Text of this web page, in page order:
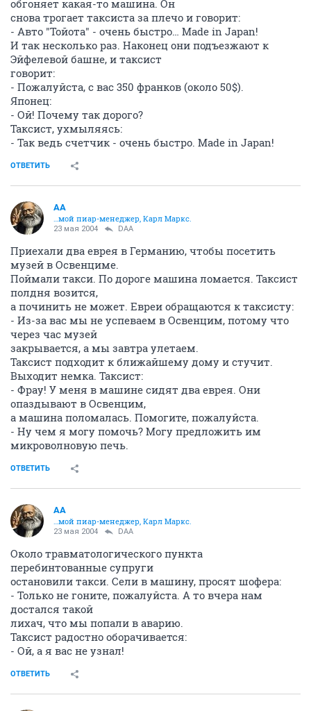
обгоняет какая-то машина. Он
снова трогает таксиста за плечо и говорит:
- Авто "Тойота" - очень быстро… Made in Japan!
И так несколько раз. Наконец они подъезжают к
Эйфелевой башне, и таксист
говорит:
- Пожалуйста, с вас 350 франков (около 50$).
Японец:
- Ой! Почему так дорого?
Таксист, ухмыляясь:
- Так ведь счетчик - очень быстро. Made in Japan!
ОТВЕТИТЬ
AA
…мой пиар-менеджер, Карл Маркс.
23 мая 2004 DAA
Приехали два еврея в Германию, чтобы посетить
музей в Освенциме.
Поймали такси. По дороге машина ломается. Таксист
полдня возится,
а починить не может. Евреи обращаются к таксисту:
- Из-за вас мы не успеваем в Освенцим, потому что
через час музей
закрывается, а мы завтра улетаем.
Таксист подходит к ближайшему дому и стучит.
Выходит немка. Таксист:
- Фрау! У меня в машине сидят два еврея. Они
опаздывают в Освенцим,
а машина поломалась. Помогите, пожалуйста.
- Ну чем я могу помочь? Могу предложить им
микроволновую печь.
ОТВЕТИТЬ
AA
…мой пиар-менеджер, Карл Маркс.
23 мая 2004 DAA
Около травматологического пункта
перебинтованные супруги
остановили такси. Сели в машину, просят шофера:
- Только не гоните, пожалуйста. А то вчера нам
достался такой
лихач, что мы попали в аварию.
Таксист радостно оборачивается:
- Ой, а я вас не узнал!
ОТВЕТИТЬ